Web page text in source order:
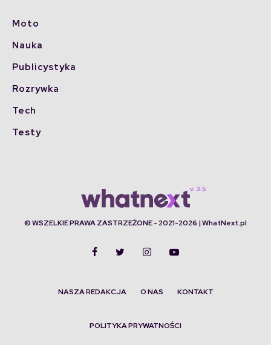
Moto
Nauka
Publicystyka
Rozrywka
Tech
Testy
© WSZELKIE PRAWA ZASTRZEŻONE - 2021-2026 | WhatNext.pl
NASZA REDAKCJA O NAS KONTAKT
POLITYKA PRYWATNOŚCI